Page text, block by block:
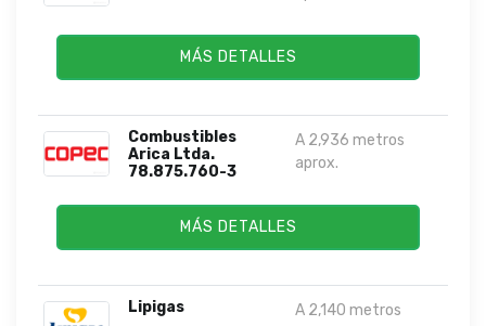
MÁS DETALLES
Combustibles
Arica Ltda.
78.875.760-3
A 2,936 metros
aprox.
MÁS DETALLES
Lipigas
A 2,140 metros